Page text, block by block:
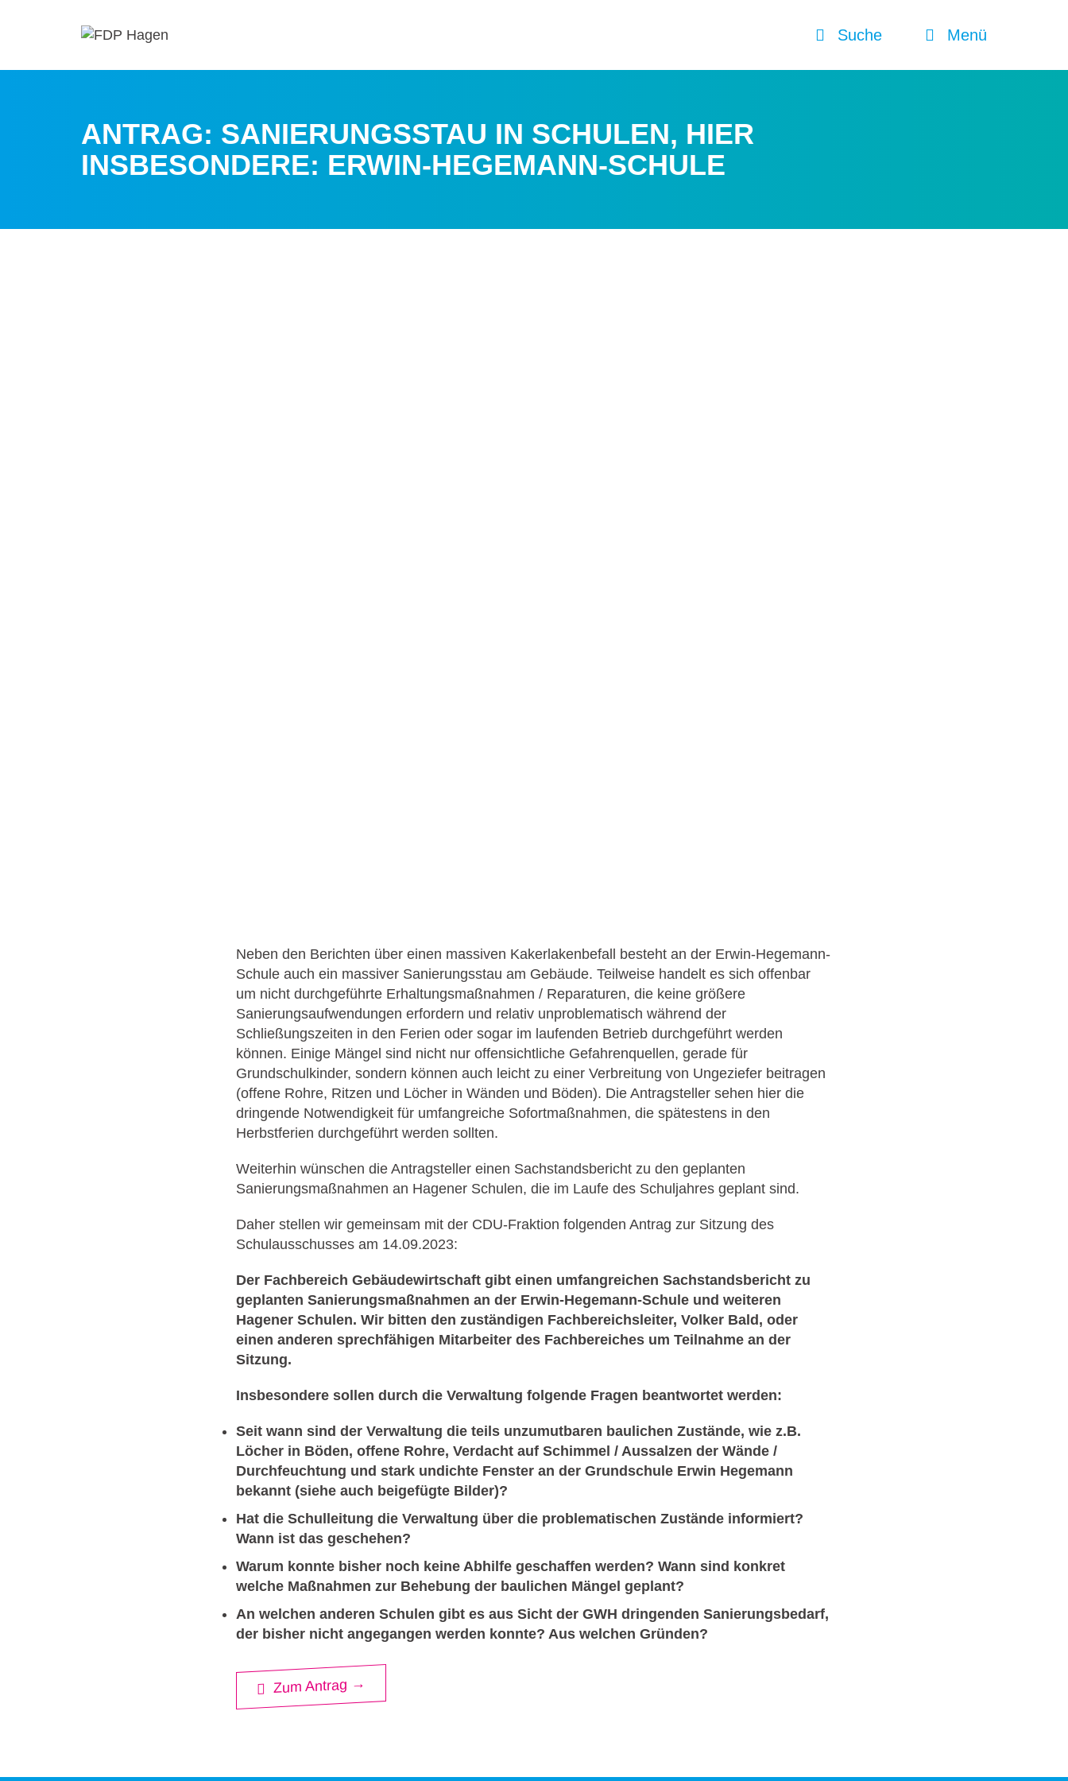
Suche Menü
ANTRAG: SANIERUNGSSTAU IN SCHULEN, HIER
INSBESONDERE: ERWIN-HEGEMANN-SCHULE
Neben den Berichten über einen massiven Kakerlakenbefall besteht an der Erwin-Hegemann-
Schule auch ein massiver Sanierungsstau am Gebäude. Teilweise handelt es sich offenbar
um nicht durchgeführte Erhaltungsmaßnahmen / Reparaturen, die keine größere
Sanierungsaufwendungen erfordern und relativ unproblematisch während der
Schließungszeiten in den Ferien oder sogar im laufenden Betrieb durchgeführt werden
können. Einige Mängel sind nicht nur offensichtliche Gefahrenquellen, gerade für
Grundschulkinder, sondern können auch leicht zu einer Verbreitung von Ungeziefer beitragen
(offene Rohre, Ritzen und Löcher in Wänden und Böden). Die Antragsteller sehen hier die
dringende Notwendigkeit für umfangreiche Sofortmaßnahmen, die spätestens in den
Herbstferien durchgeführt werden sollten.
Weiterhin wünschen die Antragsteller einen Sachstandsbericht zu den geplanten
Sanierungsmaßnahmen an Hagener Schulen, die im Laufe des Schuljahres geplant sind.
Daher stellen wir gemeinsam mit der CDU-Fraktion folgenden Antrag zur Sitzung des
Schulausschusses am 14.09.2023:
Der Fachbereich Gebäudewirtschaft gibt einen umfangreichen Sachstandsbericht zu
geplanten Sanierungsmaßnahmen an der Erwin-Hegemann-Schule und weiteren
Hagener Schulen. Wir bitten den zuständigen Fachbereichsleiter, Volker Bald, oder
einen anderen sprechfähigen Mitarbeiter des Fachbereiches um Teilnahme an der
Sitzung.
Insbesondere sollen durch die Verwaltung folgende Fragen beantwortet werden:
Seit wann sind der Verwaltung die teils unzumutbaren baulichen Zustände, wie z.B.
Löcher in Böden, offene Rohre, Verdacht auf Schimmel / Aussalzen der Wände /
Durchfeuchtung und stark undichte Fenster an der Grundschule Erwin Hegemann
bekannt (siehe auch beigefügte Bilder)?
Hat die Schulleitung die Verwaltung über die problematischen Zustände informiert?
Wann ist das geschehen?
Warum konnte bisher noch keine Abhilfe geschaffen werden? Wann sind konkret
welche Maßnahmen zur Behebung der baulichen Mängel geplant?
An welchen anderen Schulen gibt es aus Sicht der GWH dringenden Sanierungsbedarf,
der bisher nicht angegangen werden konnte? Aus welchen Gründen?
Zum Antrag →